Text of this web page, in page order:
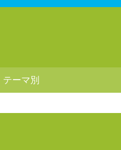
テーマ別